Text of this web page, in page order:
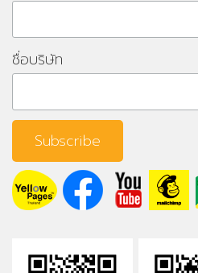
ชื่อบริษัท